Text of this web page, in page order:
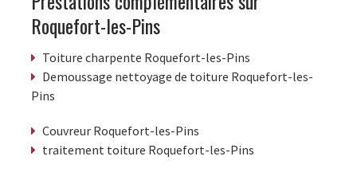
Roquefort-les-Pins
Toiture charpente Roquefort-les-Pins
Demoussage nettoyage de toiture Roquefort-les-
Pins
Couvreur Roquefort-les-Pins
traitement toiture Roquefort-les-Pins